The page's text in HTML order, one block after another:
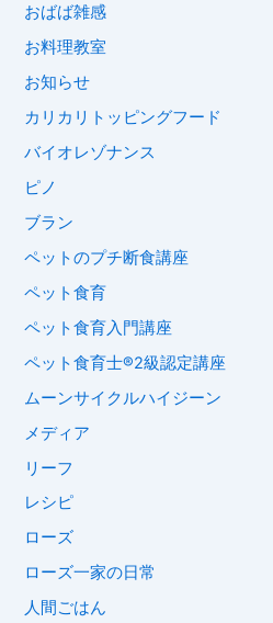
おばば雑感
お料理教室
お知らせ
カリカリトッピングフード
バイオレゾナンス
ピノ
ブラン
ペットのプチ断食講座
ペット食育
ペット食育入門講座
ペット食育士®︎2級認定講座
ムーンサイクルハイジーン
メディア
リーフ
レシピ
ローズ
ローズ一家の日常
人間ごはん